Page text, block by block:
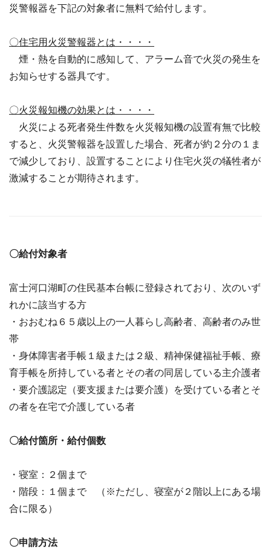
災警報器を下記の対象者に無料で給付します。
〇住宅用火災警報器とは・・・・
煙・熱を自動的に感知して、アラーム音で火災の発生を
お知らせする器具です。
〇火災報知機の効果とは・・・・
火災による死者発生件数を火災報知機の設置有無で比較
すると、火災警報器を設置した場合、死者が約２分の１ま
で減少しており、設置することにより住宅火災の犠牲者が
激減することが期待されます。
〇給付対象者
富士河口湖町の住民基本台帳に登録されており、次のいず
れかに該当する方
・おおむね６５歳以上の一人暮らし高齢者、高齢者のみ世
帯
・身体障害者手帳１級または２級、精神保健福祉手帳、療
育手帳を所持している者とその者の同居している主介護者
・要介護認定（要支援または要介護）を受けている者とそ
の者を在宅で介護している者
〇給付箇所・給付個数
・寝室：２個まで
・階段：１個まで （※ただし、寝室が２階以上にある場
合に限る）
〇申請方法